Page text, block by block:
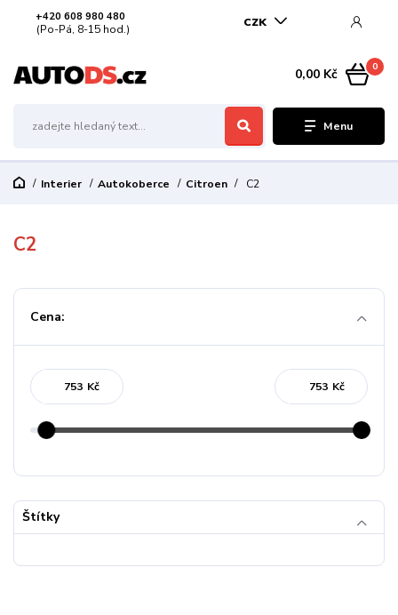
Menu
CZK
+420 608 980 480
(Po-Pá, 8-15 hod.)
0
0,00 Kč
Interier Autokoberce Citroen C2
C2
Cena:
Kč Kč
Štítky